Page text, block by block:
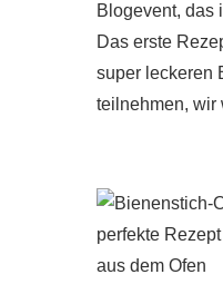
Blogevent, das
Das erste
super leckeren
teilnehmen, wir